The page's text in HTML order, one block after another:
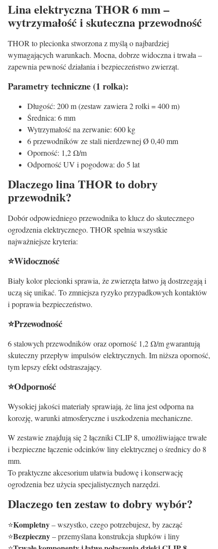
Lina elektryczna THOR 6 mm –
wytrzymałość i skuteczna przewodność
THOR to plecionka stworzona z myślą o najbardziej
wymagających warunkach. Mocna, dobrze widoczna i trwała –
zapewnia pewność działania i bezpieczeństwo zwierząt.
Parametry techniczne (1 rolka):
Długość: 200 m (zestaw zawiera 2 rolki = 400 m)
Średnica: 6 mm
Wytrzymałość na zerwanie: 600 kg
6 przewodników ze stali nierdzewnej Ø 0,40 mm
Oporność: 1,2 Ω/m
Odporność UV i pogodowa: do 5 lat
Dlaczego lina THOR to dobry
przewodnik?
Dobór odpowiedniego przewodnika to klucz do skutecznego
ogrodzenia elektrycznego. THOR spełnia wszystkie
najważniejsze kryteria:
⭐Widoczność
Biały kolor plecionki sprawia, że zwierzęta łatwo ją dostrzegają i
uczą się unikać. To zmniejsza ryzyko przypadkowych kontaktów
i poprawia bezpieczeństwo.
⭐Przewodność
6 stalowych przewodników oraz oporność 1,2 Ω/m gwarantują
skuteczny przepływ impulsów elektrycznych. Im niższa oporność,
tym lepszy efekt odstraszający.
⭐Odporność
Wysokiej jakości materiały sprawiają, że lina jest odporna na
korozję, warunki atmosferyczne i uszkodzenia mechaniczne.
W zestawie znajdują się 2 łączniki CLIP 8, umożliwiające trwałe
i bezpieczne łączenie odcinków liny elektrycznej o średnicy do 8
mm.
To praktyczne akcesorium ułatwia budowę i konserwację
ogrodzenia bez użycia specjalistycznych narzędzi.
Dlaczego ten zestaw to dobry wybór?
⭐Kompletny– wszystko, czego potrzebujesz, by zacząć
⭐Bezpieczny– przemyślana konstrukcja słupków i liny